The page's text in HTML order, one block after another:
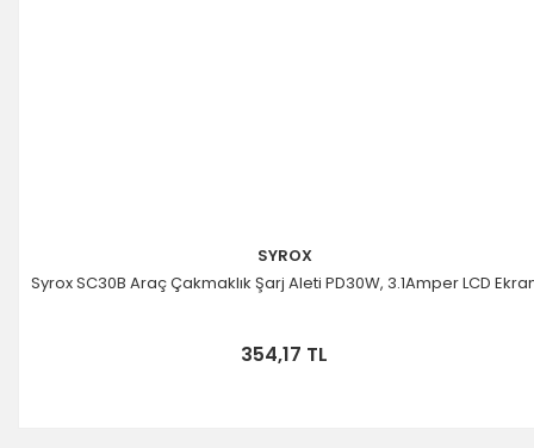
SYROX
Syrox SC30B Araç Çakmaklık Şarj Aleti PD30W, 3.1Amper LCD
354,17 TL